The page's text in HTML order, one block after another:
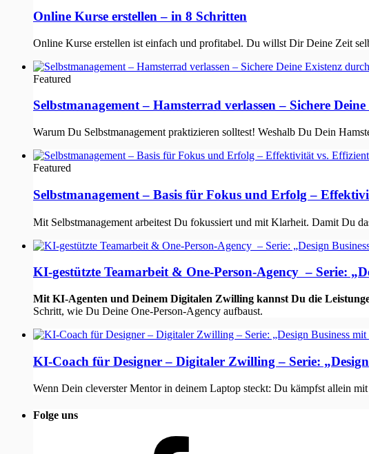
Online Kurse erstellen – in 8 Schritten
Online Kurse erstellen ist einfach und profitabel. Du willst Dir Deine Zeit
Featured
Selbstmanagement – Hamsterrad verlassen – Sichere
Warum Du Selbstmanagement praktizieren solltest! Weshalb Du Dein
Featured
Selbstmanagement – Basis für Fokus und Erfolg –
Mit Selbstmanagement arbeitest Du fokussiert und mit Klarheit. Damit Du
KI-gestützte Teamarbeit & One-Person-Agency – Serie:
Mit KI-Agenten und Deinem Digitalen Zwilling kannst Du die
Schritt, wie Du Deine One-Person-Agency aufbaust.
KI-Coach für Designer – Digitaler Zwilling – Serie:
Wenn Dein cleverster Mentor in deinem Laptop steckt: Du kämpfst allein
Folge uns